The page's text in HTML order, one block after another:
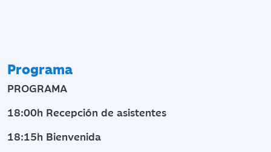
Programa
PROGRAMA
18:00h Recepción de asistentes
18:15h Bienvenida